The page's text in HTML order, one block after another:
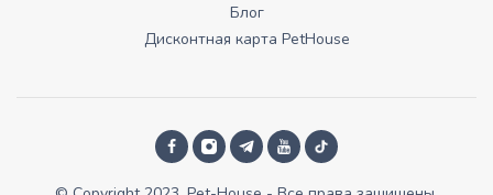
Блог
Дисконтная карта PetHouse